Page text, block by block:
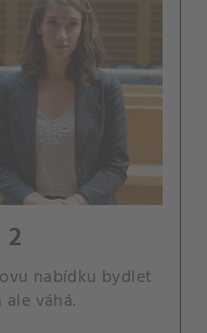
nabídku bydlet
váhá.